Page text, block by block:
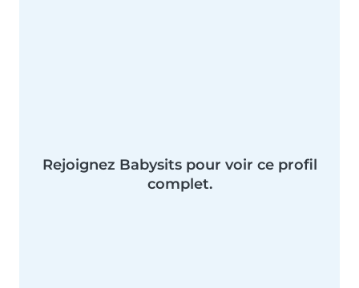
Rejoignez Babysits pour voir ce profil
complet.